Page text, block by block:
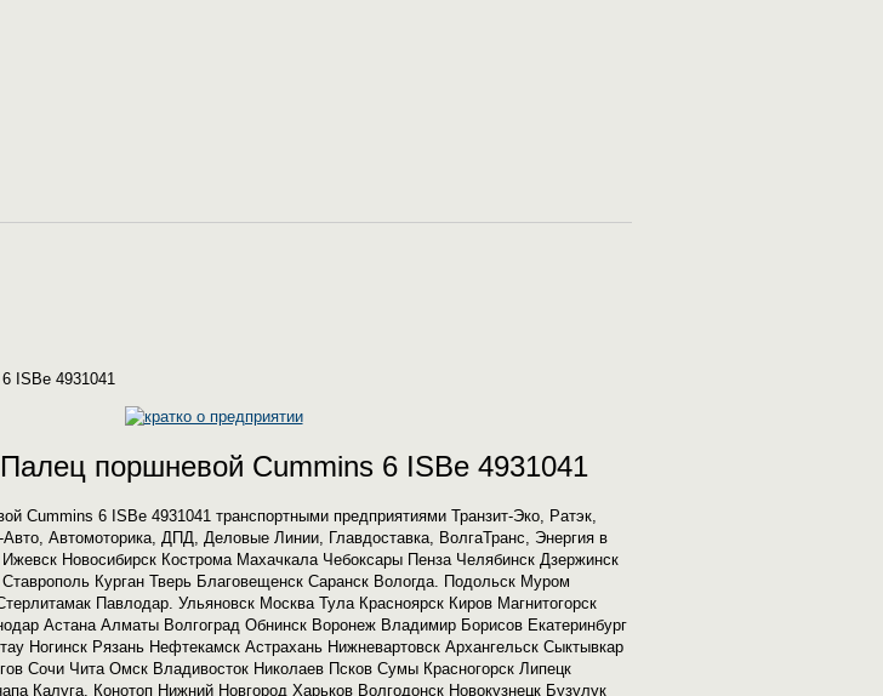
ISBe 4931041
поршневой Cummins 6 ISBe 4931041
Cummins 6 ISBe 4931041 транспортными предприятиями Транзит-Эко, Ратэк,
Автомоторика, ДПД, Деловые Линии, Главдоставка, ВолгаТранс, Энергия в
Новосибирск Кострома Махачкала Чебоксары Пенза Челябинск Дзержинск
Курган Тверь Благовещенск Саранск Вологда. Подольск Муром
Павлодар. Ульяновск Москва Тула Красноярск Киров Магнитогорск
Астана Алматы Волгоград Обнинск Воронеж Владимир Борисов Екатеринбург
Ногинск Рязань Нефтекамск Астрахань Нижневартовск Архангельск Сыктывкар
Сочи Чита Омск Владивосток Николаев Псков Сумы Красногорск Липецк
Калуга. Конотоп Нижний Новгород Харьков Волгодонск Новокузнецк Бузулук